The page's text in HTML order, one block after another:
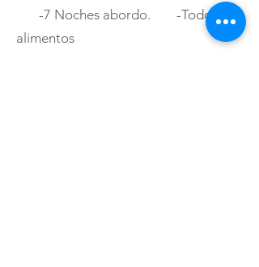
-7 Noches abordo. -Todos los
alimentos